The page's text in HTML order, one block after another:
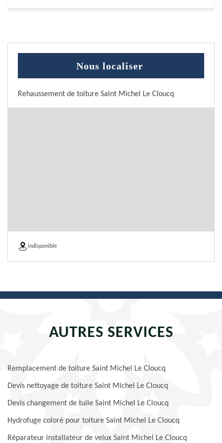
Nous localiser
Rehaussement de toiture Saint Michel Le Cloucq
indisponible
AUTRES SERVICES
Remplacement de toiture Saint Michel Le Cloucq
Devis nettoyage de toiture Saint Michel Le Cloucq
Devis changement de tuile Saint Michel Le Cloucq
Hydrofuge coloré pour toiture Saint Michel Le Cloucq
Réparateur installateur de velux Saint Michel Le Cloucq